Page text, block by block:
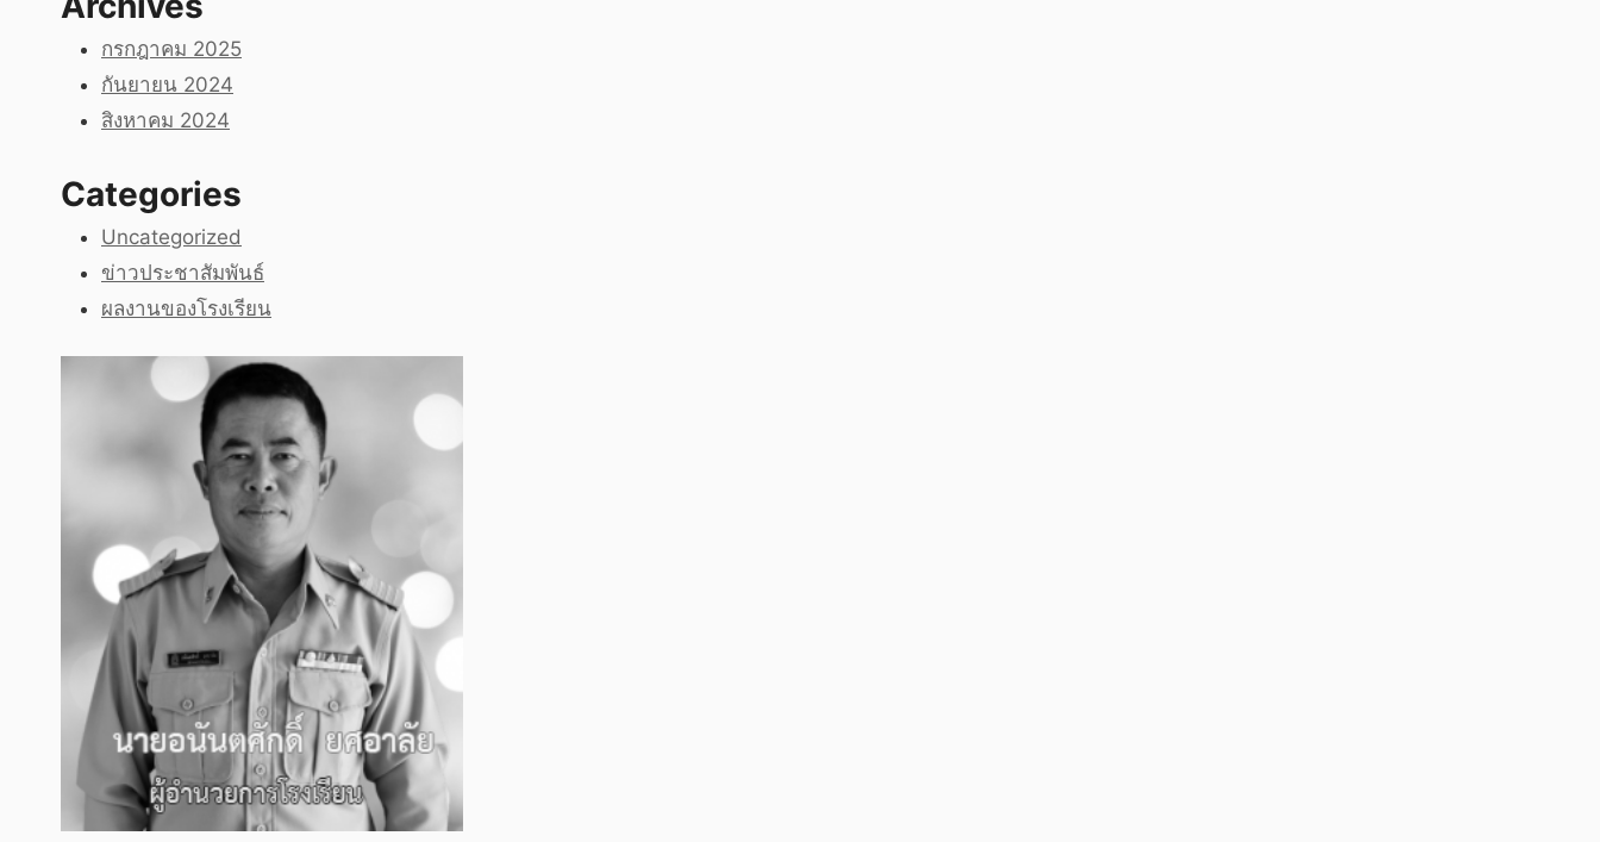
กรกฎาคม 2025
กันยายน 2024
สิงหาคม 2024
Categories
Uncategorized
ข่าวประชาสัมพันธ์
ผลงานของโรงเรียน